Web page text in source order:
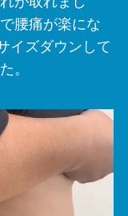
腰痛が楽にな
イズダウンして
。